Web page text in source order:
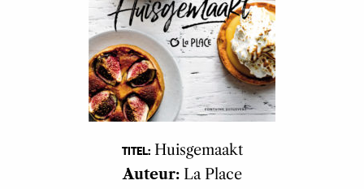
TITEL:Huisgemaakt
Auteur:La Place